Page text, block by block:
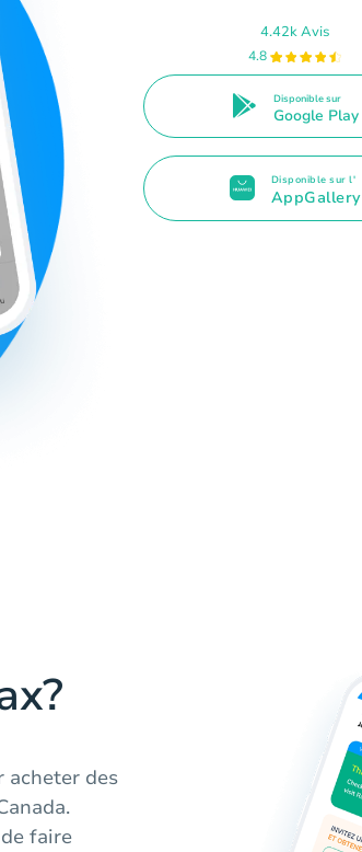
4.42k Avis
4.8
Disponible sur
Google Play
Disponible sur l'
AppGallery
acheter des
faire